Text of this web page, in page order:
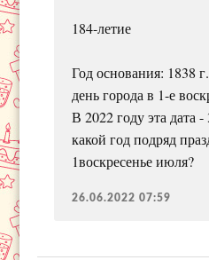
184-летие
Год основания: 1838
день города в 1-е
В 2022 году эта дата
какой год подряд
1воскресенье июля?
26.06.2022 07:59